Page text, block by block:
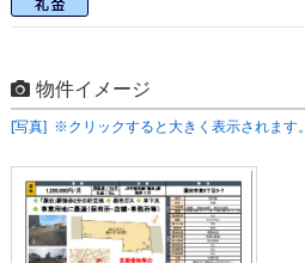
物件イメージ
[写真] ※クリックすると大きく表示されます。